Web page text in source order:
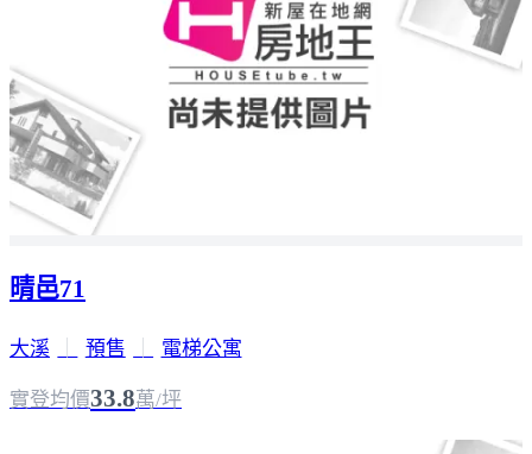
晴邑71
大溪 預售 電梯公寓
實登均價33.8萬/坪